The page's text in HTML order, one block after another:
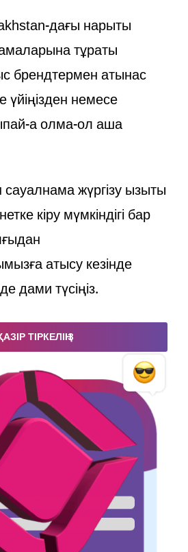
дағы нарықты
тұрақты
брендтермен қатынас
немесе
ақ қолма-қол ақша
жүргізу қызықты
кіру мүмкіндігі бар
қатысу кезінде
дами түсіңіз.
ТІРКЕЛІҢІЗ